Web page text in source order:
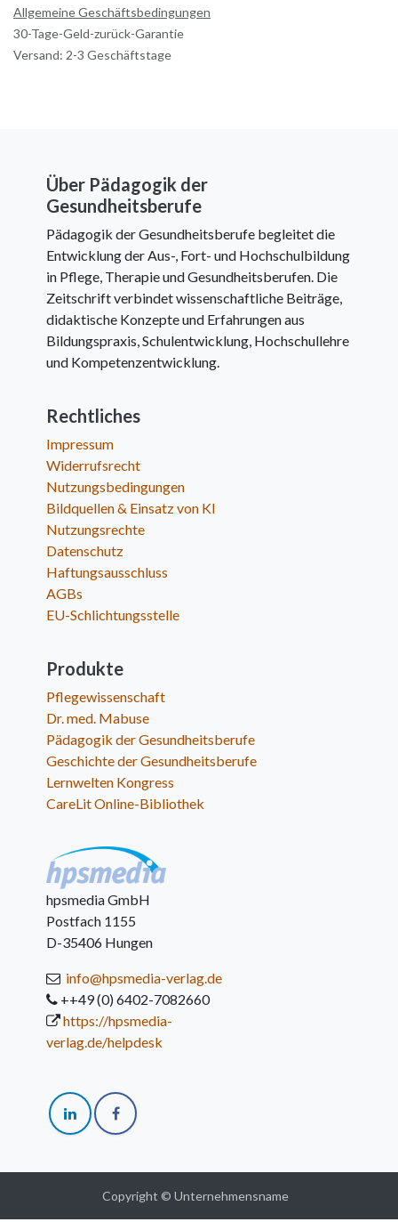
Allgemeine Geschäftsbedingungen
30-Tage-Geld-zurück-Garantie
Versand: 2-3 Geschäftstage
Über Pädagogik der
Gesundheitsberufe
Pädagogik der Gesundheitsberufe begleitet die
Entwicklung der Aus-, Fort- und Hochschulbildung
in Pflege, Therapie und Gesundheitsberufen. Die
Zeitschrift verbindet wissenschaftliche Beiträge,
didaktische Konzepte und Erfahrungen aus
Bildungspraxis, Schulentwicklung, Hochschullehre
und Kompetenzentwicklung.
Rechtliches
Impressum
Widerrufsrecht
Nutzungsbedingungen
Bildquellen & Einsatz von KI
Nutzungsrechte
Datenschutz
Haftungsausschluss
AGBs
EU-Schlichtungsstelle
Produkte
Pflegewissenschaft
Dr. med. Mabuse
Pädagogik der Gesundheitsberufe
Geschichte der Gesundheitsberufe
Lernwelten Kongress
CareLit Online-Bibliothek
hpsmedia GmbH
Postfach 1155
D-35406 Hungen
info@hpsmedia-verlag.de
++49 (0) 6402-7082660
https://hpsmedia-
verlag.de/helpdesk
Copyright © Unternehmensname